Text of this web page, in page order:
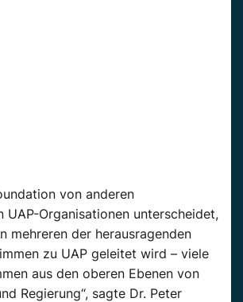
von anderen
UAP-Organisationen unterscheidet,
mehreren der herausragenden
zu UAP geleitet wird – viele
aus den oberen Ebenen von
Regierung“, sagte Dr. Peter